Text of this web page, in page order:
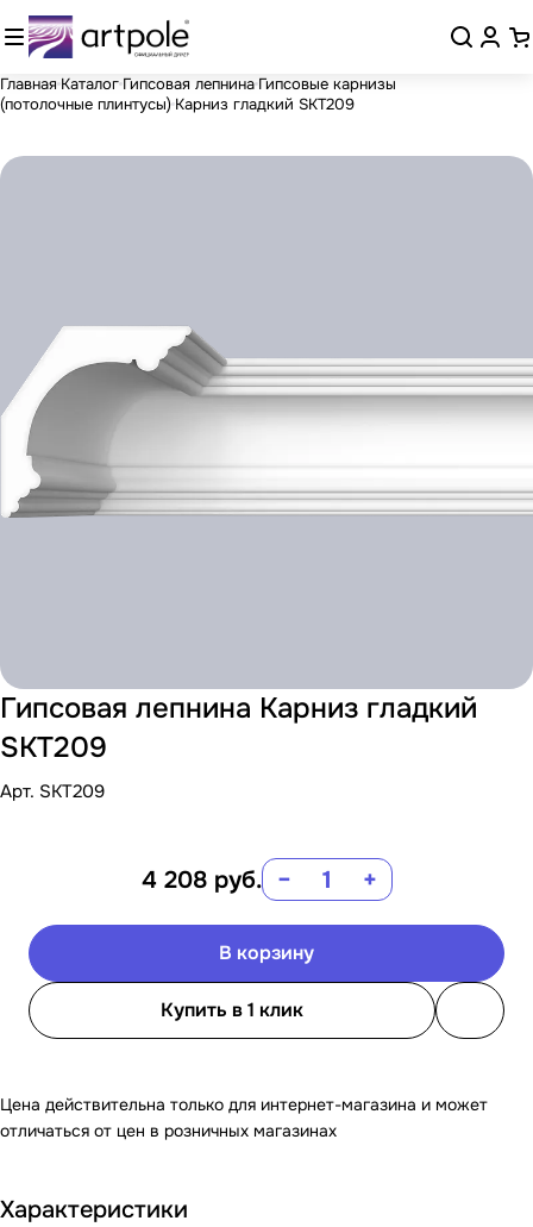
Главная Каталог Гипсовая лепнина Гипсовые карнизы
(потолочные плинтусы) Карниз гладкий SKT209
Гипсовая лепнина Карниз гладкий
SKT209
Арт. SKT209
4 208 руб. − +
В корзину
Купить в 1 клик
Цена действительна только для интернет-магазина и может
отличаться от цен в розничных магазинах
Характеристики